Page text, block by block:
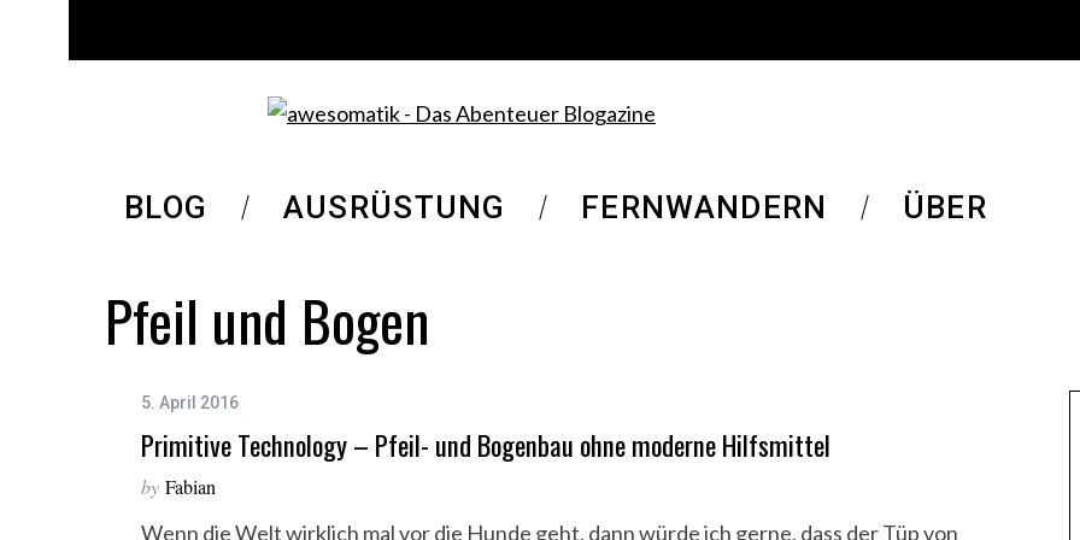
BLOG AUSRÜSTUNG FERNWANDERN ÜBER
Pfeil und Bogen
5. April 2016
Primitive Technology – Pfeil- und Bogenbau ohne moderne Hilfsmittel
by Fabian
Wenn die Welt wirklich mal vor die Hunde geht, dann würde ich gerne, dass der Tüp von